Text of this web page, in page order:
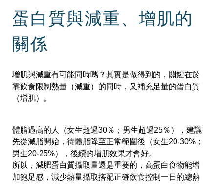
蛋白質與減重、增肌的
關係
增肌與減重有可能同時嗎？其實是做得到的，關鍵在於
靠飲食限制熱量（減重）的同時，又補充足量的蛋白質
（增肌）。
體脂過高的人（女生超過30％；男生超過25％），建議
先從減脂開始，待體脂降至正常範圍後（女生20-30%；
男生20-25%），後續的增肌效果才會好。
所以，減肥蛋白質攝取量還是重要的，高蛋白食物能增
加飽足感，減少熱量攝取搭配正確飲食控制一日的總熱